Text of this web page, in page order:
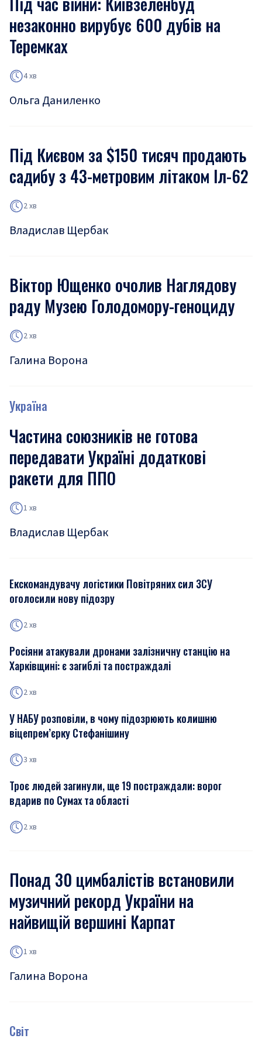
незаконно вирубує 600 дубів на
Теремках
4 хв
Ольга Даниленко
Під Києвом за $150 тисяч продають
садибу з 43-метровим літаком Іл-62
2 хв
Владислав Щербак
Віктор Ющенко очолив Наглядову
раду Музею Голодомору-геноциду
2 хв
Галина Ворона
Україна
Частина союзників не готова
передавати Україні додаткові
ракети для ППО
1 хв
Владислав Щербак
Екскомандувачу логістики Повітряних сил ЗСУ
оголосили нову підозру
2 хв
Росіяни атакували дронами залізничну станцію на
Харківщині: є загиблі та постраждалі
2 хв
У НАБУ розповіли, в чому підозрюють колишню
віцепрем’єрку Стефанішину
3 хв
Троє людей загинули, ще 19 постраждали: ворог
вдарив по Сумах та області
2 хв
Понад 30 цимбалістів встановили
музичний рекорд України на
найвищій вершині Карпат
1 хв
Галина Ворона
Світ